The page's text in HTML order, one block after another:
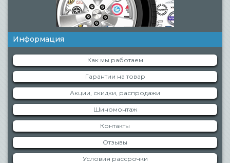
Информация
Как мы работаем
Гарантии на товар
Акции, скидки, распродажи
Шиномонтаж
Контакты
Отзывы
Условия рассрочки